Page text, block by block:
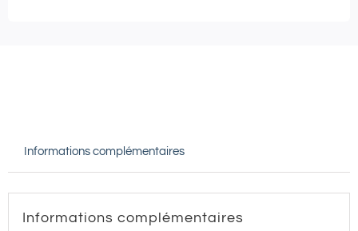
60
min
Charny
Informations complémentaires
Informations complémentaires